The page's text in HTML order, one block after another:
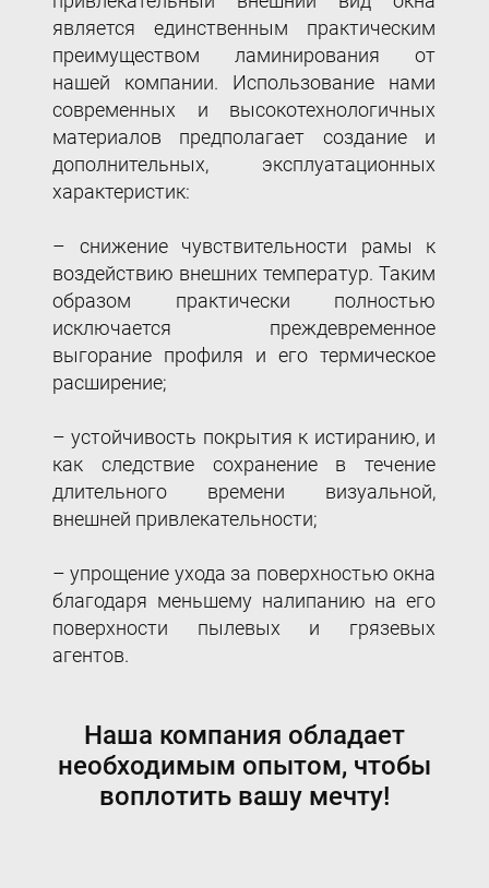
является единственным практическим
преимуществом ламинирования от
нашей компании. Использование нами
современных и высокотехнологичных
материалов предполагает создание и
дополнительных, эксплуатационных
характеристик:
– снижение чувствительности рамы к
воздействию внешних температур. Таким
образом практически полностью
исключается преждевременное
выгорание профиля и его термическое
расширение;
– устойчивость покрытия к истиранию, и
как следствие сохранение в течение
длительного времени визуальной,
внешней привлекательности;
– упрощение ухода за поверхностью окна
благодаря меньшему налипанию на его
поверхности пылевых и грязевых
агентов.
Наша компания обладает
необходимым опытом, чтобы
воплотить вашу мечту!